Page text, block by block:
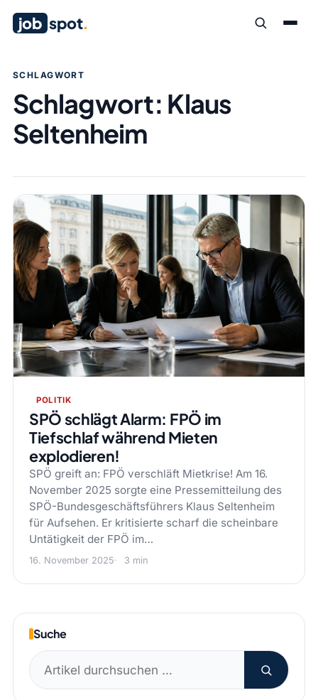
job spot.
SCHLAGWORT
Schlagwort: Klaus
Seltenheim
POLITIK
SPÖ schlägt Alarm: FPÖ im
Tiefschlaf während Mieten
explodieren!
SPÖ greift an: FPÖ verschläft Mietkrise! Am 16.
November 2025 sorgte eine Pressemitteilung des
SPÖ-Bundesgeschäftsführers Klaus Seltenheim
für Aufsehen. Er kritisierte scharf die scheinbare
Untätigkeit der FPÖ im…
16. November 2025 3 min
Suche
Suchen
nach: